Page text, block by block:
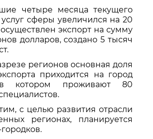
четыре месяца текущего
сферы увеличился на 20
экспорт на сумму
долларов, создано 5 тысяч
регионов основная доля
приходится на город
котором проживают 80
с целью развития отрасли
регионах, планируется